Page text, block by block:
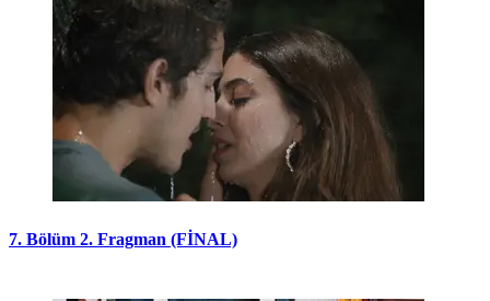
7. Bölüm 2. Fragman (FİNAL)